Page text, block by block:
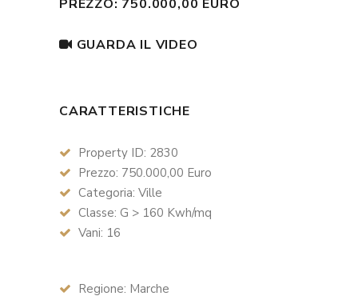
PREZZO: 750.000,00 EURO
GUARDA IL VIDEO
CARATTERISTICHE
Property ID: 2830
Prezzo: 750.000,00 Euro
Categoria: Ville
Classe: G > 160 Kwh/mq
Vani: 16
Regione: Marche